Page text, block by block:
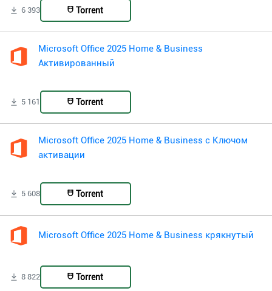
6 393 Torrent
Microsoft Office 2025 Home & Business
Активированный
5 161 Torrent
Microsoft Office 2025 Home & Business с Ключом
активации
5 608 Torrent
Microsoft Office 2025 Home & Business крякнутый
8 822 Torrent